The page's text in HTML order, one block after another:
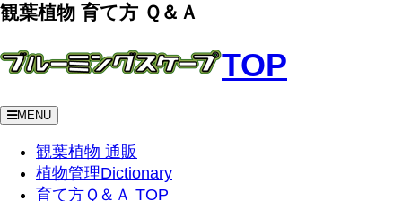
観葉植物 育て方 Ｑ＆Ａ
TOP
MENU
観葉植物 通販
植物管理Dictionary
育て方Ｑ＆Ａ TOP